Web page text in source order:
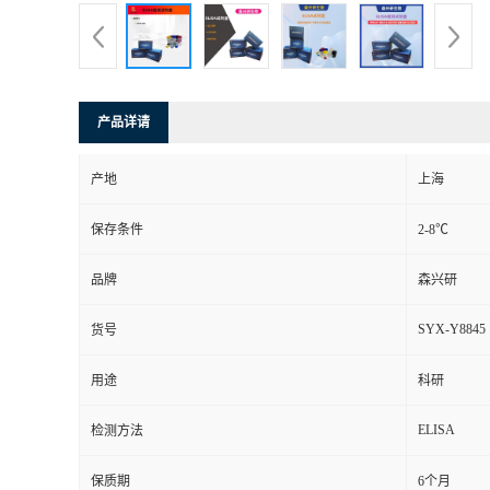
产品详请
产地 上海
保存条件 2-8℃
品牌 森兴研
货号 SYX-Y8845
用途 科研
检测方法 ELISA
保质期 6个月